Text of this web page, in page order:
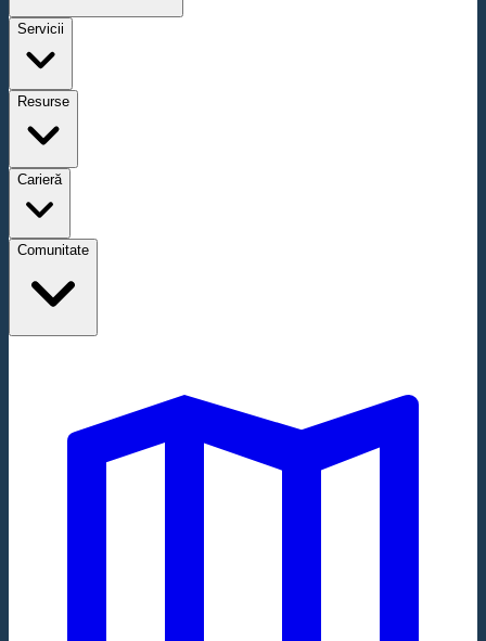
Servicii
Resurse
Carieră
Comunitate